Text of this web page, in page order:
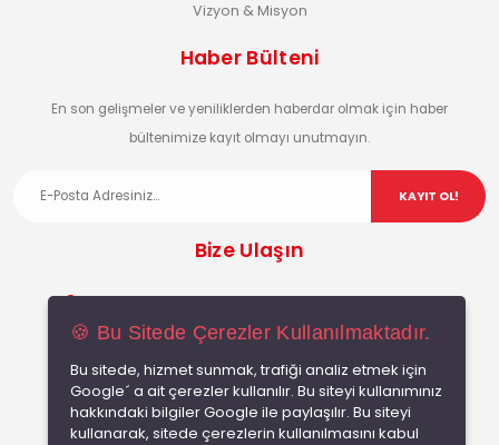
Vizyon & Misyon
Haber Bülteni
En son gelişmeler ve yeniliklerden haberdar olmak için haber
bültenimize kayıt olmayı unutmayın.
KAYIT OL!
Bize Ulaşın
Bağlarbaşı Mah.Bursa Cad. No:59 A Keçiören - ANKARA
0312 340 30 00
info@basaransogutma.com
🍪 Bu Sitede Çerezler Kullanılmaktadır.
Bu sitede, hizmet sunmak, trafiği analiz etmek için
Google´ a ait çerezler kullanılır. Bu siteyi kullanımınız
hakkındaki bilgiler Google ile paylaşılır. Bu siteyi
kullanarak, sitede çerezlerin kullanılmasını kabul